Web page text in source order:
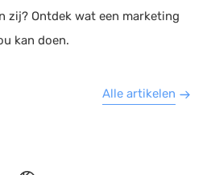
zij? Ontdek wat een marketing
kan doen.
Alle artikelen